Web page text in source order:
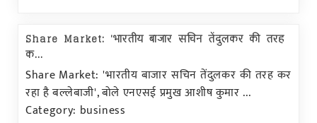
Share Market: 'भारतीय बाजार सचिन तेंदुलकर की तरह
क...
Share Market: 'भारतीय बाजार सचिन तेंदुलकर की तरह कर
रहा है बल्लेबाजी', बोले एनएसई प्रमुख आशीष कुमार ...
Category: business